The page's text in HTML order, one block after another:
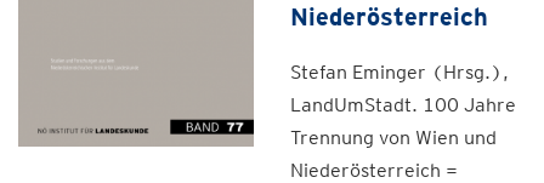
Niederösterreich
Stefan Eminger (Hrsg.),
LandUmStadt. 100 Jahre
Trennung von Wien und
Niederösterreich =